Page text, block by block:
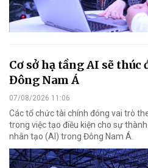
Cơ sở hạ tầng AI sẽ
Đông Nam Á
07/08/2026 11:06
Các tổ chức tài chính đóng vai trò
trong việc tạo điều kiện cho sự
nhân tạo (AI) trong Đông Nam Á.